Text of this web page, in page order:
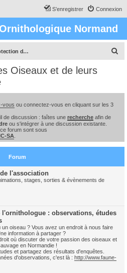
Connexion
S’enregistrer
Normand
Étude & Protection des Oiseaux et de leurs milieux en Normandie
e
Oiseaux et de leurs
vous ou connectez-vous en cliquant sur les 3
de discussion : faîtes une recherche afin de
ou s'intégrer à une discussion existante.
forum sont sous
SA
Forum
l'association
stages, sorties & évènements de
l'ornithologue : observations, études
un oiseau ? Vous avez un endroit à nous faire
information à partager ?
où discuter de votre passion des oiseaux et
en Normandie !
et partagez des résultats d'enquêtes.
d'observations, c'est là : http://www.faune-